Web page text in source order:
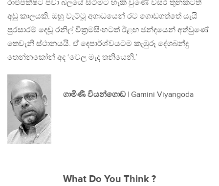
රාජපක්ෂට පවා බලයේ සිටීමට හැකි වුණේ වසර තුනකටත්
අඩු කාලයකි. ඔහු වැට්ටූ අගාධයෙන් රට ගොඩගත්තේ යැයි
පුරසාරම් දෙඩූ රනිල් වික්‍රමසිංහටත් ඊළඟ ඡන්දයෙන් අත්වුණේ
තෙවැනි ස්ථානයයි. ඒ දෙපාර්ශ්වයටම කැඹුරූ දේශබන්දු
තෙන්නකෝන් අද ‘වෙල මැද තනියෙනි.’
ගාමිණී වියන්ගොඩ | Gamini Viyangoda
What Do You Think ?